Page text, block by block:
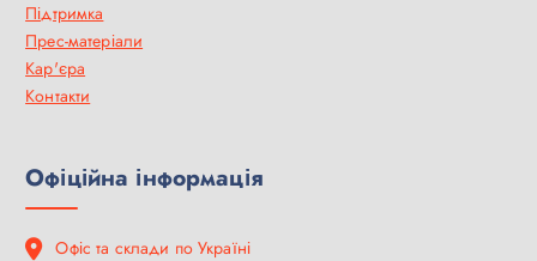
Підтримка
Прес-матеріали
Кар'єра
Контакти
Офіційна інформація
Офіс та склади по Україні